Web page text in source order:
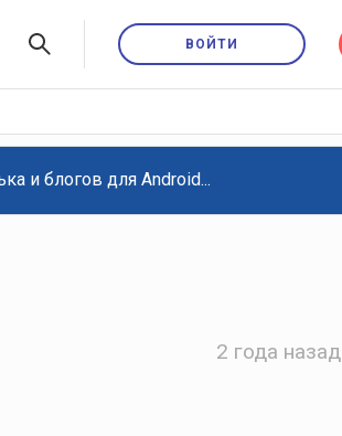
ВОЙТИ
и блогов для Android...
2 года назад